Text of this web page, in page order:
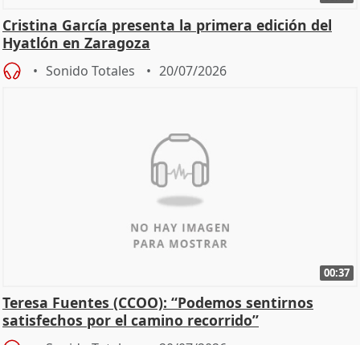
Cristina García presenta la primera edición del
Hyatlón en Zaragoza
Sonido Totales 20/07/2026
00:37
Teresa Fuentes (CCOO): “Podemos sentirnos
satisfechos por el camino recorrido”